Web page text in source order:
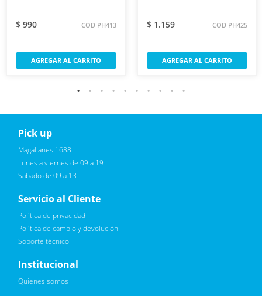
$ 990 COD PH413
AGREGAR AL CARRITO
$ 1.159 COD PH425
AGREGAR AL CARRITO
Reciba novedades, promociones exclusivas
Leí, soy consciente de las condiciones para el tratamiento de
mis datos personales y doy mi consentimiento, tal y como se
Pick up
Magallanes 1688
Lunes a viernes de 09 a 19
Sabado de 09 a 13
Servicio al Cliente
Política de privacidad
Política de cambio y devolución
Soporte técnico
Institucional
Quienes somos